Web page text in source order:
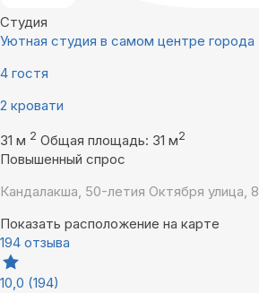
Студия
Уютная студия в самом центре города
4 гостя
2 кровати
31 м 2 Общая площадь: 31 м2
Повышенный спрос
Кандалакша, 50-летия Октября улица, 8
Показать расположение на карте
194 отзыва
10,0 (194)